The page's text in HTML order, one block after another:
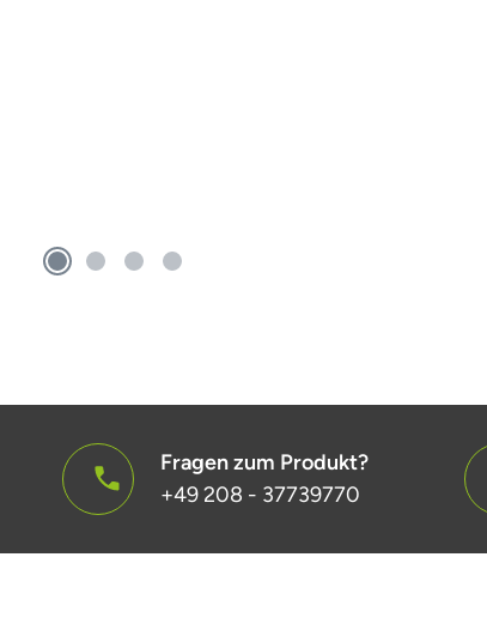
Fragen zum Produkt?
+49 208 - 37739770